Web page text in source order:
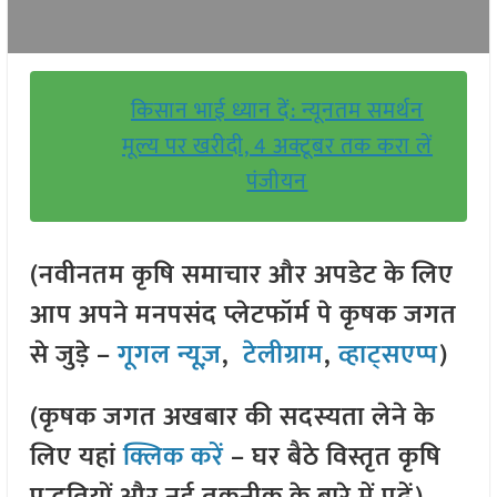
किसान भाई ध्यान दें: न्यूनतम समर्थन
मूल्य पर खरीदी, 4 अक्टूबर तक करा लें
पंजीयन
(नवीनतम कृषि समाचार और अपडेट के लिए
आप अपने मनपसंद प्लेटफॉर्म पे कृषक जगत
से जुड़े –गूगल न्यूज़,टेलीग्राम,व्हाट्सएप्प)
(कृषक जगत अखबार की सदस्यता लेने के
लिए यहांक्लिक करें– घर बैठे विस्तृत कृषि